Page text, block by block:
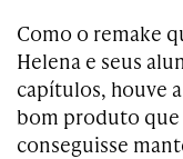
Como o remake
Helena e seus
capítulos, houve
bom produto que
conseguisse